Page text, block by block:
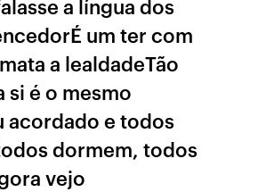
a lí­ngua dos
um ter com
a lealdadeTão
si é o mesmo
acordado e todos
dormem, todos
vejo